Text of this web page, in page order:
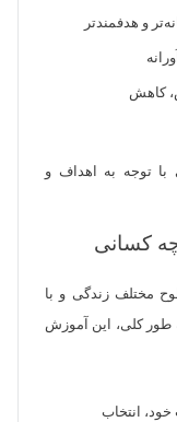
و هدفمندتر
کاهش
توجه به اهداف و
کسانی
مختلف زندگی و با
طور کلی، این آموزش
انتخاب